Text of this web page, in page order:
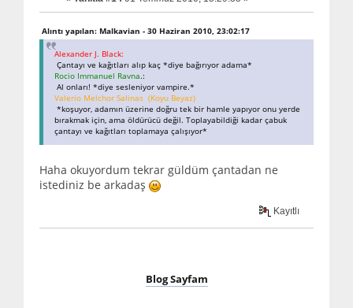
Alıntı yapılan: Malkavian - 30 Haziran 2010, 23:02:17
Alexander J. Black:
Çantayı ve kağıtları alıp kaç *diye bağırıyor adama*
Rocio Immanuel Ravna.:
Al onları! *diye sesleniyor vampire.*
Valerio Melchor Salinas (Koyu Beyaz)
*koşuyor, adamın üzerine doğru tek bir hamle yapıyor onu yerde
bırakmak için, ama öldürücü değil. Toplayabildiği kadar çabuk
çantayı ve kağıtları toplamaya çalışıyor*
Haha okuyordum tekrar güldüm çantadan ne
istediniz be arkadaş
Kayıtlı
Blog Sayfam